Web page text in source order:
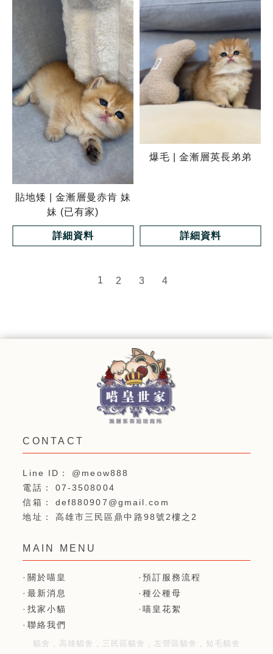
貼地矮 | 金漸層曼赤肯 妹
妹 (已有家)
詳細資料
爆毛 | 金漸層英長弟弟
詳細資料
1 2 3 4
@meow888
07-3508004
def880907@gmail.com
高雄市三民區鼎中路98號2樓之2
關於喵皇
預訂服務流程
最新消息
種公種母
找家小貓
喵皇花絮
聯絡我們
貓舍 高雄貓舍 三民區貓舍 左營區貓舍 短毛貓舍